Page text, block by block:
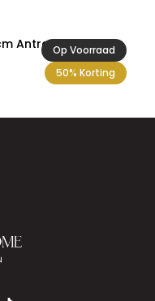
Op Voorraad
50% Korting
Antraciet